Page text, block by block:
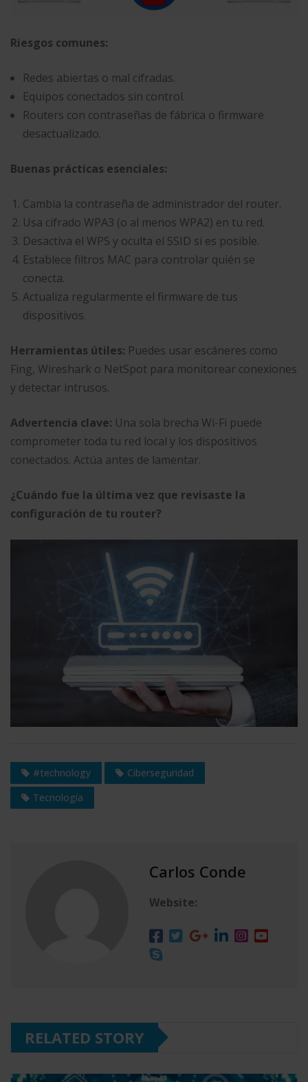
Riesgos comunes:
Redes abiertas o mal cifradas.
Equipos conectados sin control.
Routers con contraseñas de fábrica o firmware
desactualizado.
Buenas prácticas esenciales:
Cambia la contraseña de administrador del router.
Usa cifrado WPA3 (o al menos WPA2) en tu red.
Desactiva el WPS y oculta el SSID si es posible.
Establece filtros MAC para controlar quién se
conecta.
Actualiza regularmente el firmware de tus
dispositivos.
Herramientas útiles: Puedes usar escáneres como
Fing, Wireshark o NetSpot para monitorear conexiones
y detectar intrusos.
Advertencia clave: Una sola brecha Wi-Fi puede
comprometer toda tu red local y los dispositivos
conectados. Actúa antes de lamentar.
¿Cuándo fue la última vez que revisaste la
configuración de tu router?
#technology
Ciberseguridad
Tecnología
Carlos Conde
Website:
RELATED STORY